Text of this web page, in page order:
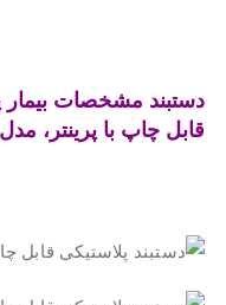
دستبند مشخصات بیمار
قابل چاپ با پرینتر، مدل